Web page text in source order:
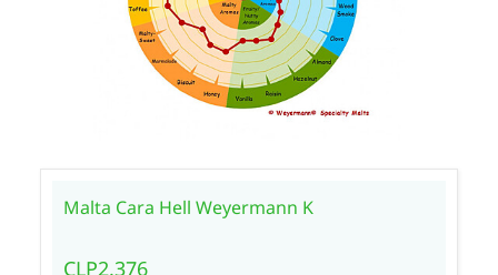
Malta Cara Hell Weyermann K
CLP2.376